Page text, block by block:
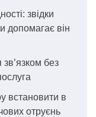
звідки
допомагає він
зв’язком без
встановити в
отруєнь